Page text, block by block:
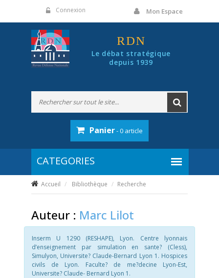
Connexion Mon Espace
RDN
Le débat stratégique
depuis 1939
Panier- 0 article
Accueil Bibliothèque Recherche
Auteur : Marc Lilot
Inserm U 1290 (RESHAPE), Lyon. Centre lyonnais
d’enseignement par simulation en sante? (Cless),
Simulyon, Universite? Claude-Bernard Lyon 1. Hospices
civils de Lyon. Faculte? de me?decine Lyon-Est,
Universite? Claude- Bernard Lyon 1.